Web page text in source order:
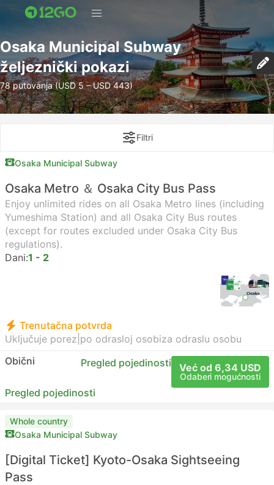
Osaka Municipal Subway
željeznički pokazi
78 putovanja (USD 5 – USD 443)
Filtri
Osaka Municipal Subway
Osaka Metro ＆ Osaka City Bus Pass
Enjoy unlimited rides on all Osaka Metro lines (including
Yumeshima Station) and all Osaka City Bus routes
(except for routes excluded under Osaka City Bus
regulations).
Dani:1 - 2
Trenutačna potvrda
Uključuje porez po odrasloj osobiza odraslu osobu
Obični
Pregled pojedinosti Već od 6,34 USD
Odaberi mogućnosti
Pregled pojedinosti
Whole country
Osaka Municipal Subway
[Digital Ticket] Kyoto-Osaka Sightseeing
Pass